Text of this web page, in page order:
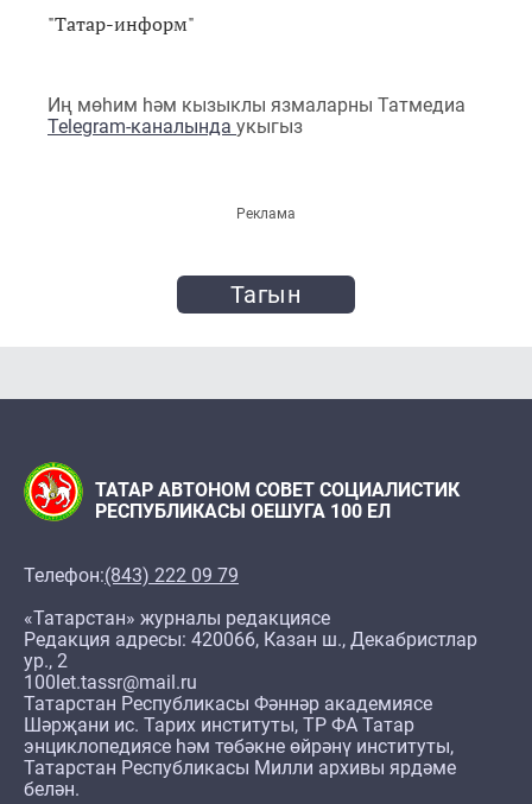
"Татар-информ"
Иң мөһим һәм кызыклы язмаларны Татмедиа
Telegram-каналында укыгыз
Реклама
Тагын
ТАТАР АВТОНОМ СОВЕТ СОЦИАЛИСТИК
РЕСПУБЛИКАСЫ ОЕШУГА 100 ЕЛ
Телефон:(843) 222 09 79
«Татарстан» журналы редакциясе
Редакция адресы: 420066, Казан ш., Декабристлар
ур., 2
100let.tassr@mail.ru
Татарстан Республикасы Фәннәр академиясе
Шәрҗани ис. Тарих институты, ТР ФА Татар
энциклопедиясе һәм төбәкне өйрәнү институты,
Татарстан Республикасы Милли архивы ярдәме
белән.